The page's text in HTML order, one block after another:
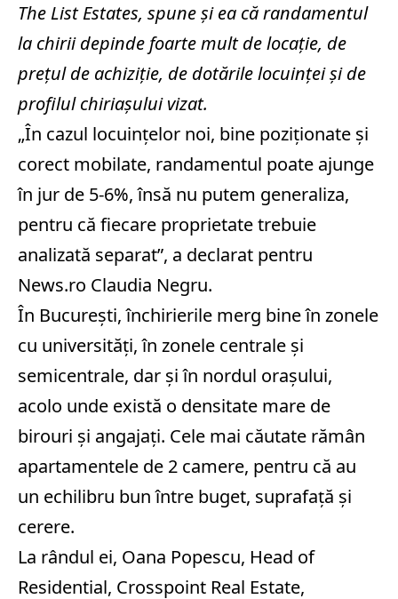
The List Estates, spune şi ea că randamentul
la chirii depinde foarte mult de locaţie, de
preţul de achiziţie, de dotările locuinţei şi de
profilul chiriaşului vizat.
„În cazul locuinţelor noi, bine poziţionate şi
corect mobilate, randamentul poate ajunge
în jur de 5-6%, însă nu putem generaliza,
pentru că fiecare proprietate trebuie
analizată separat”, a declarat pentru
News.ro Claudia Negru.
În Bucureşti, închirierile merg bine în zonele
cu universităţi, în zonele centrale şi
semicentrale, dar şi în nordul oraşului,
acolo unde există o densitate mare de
birouri şi angajaţi. Cele mai căutate rămân
apartamentele de 2 camere, pentru că au
un echilibru bun între buget, suprafaţă şi
cerere.
La rândul ei, Oana Popescu, Head of
Residential, Crosspoint Real Estate,